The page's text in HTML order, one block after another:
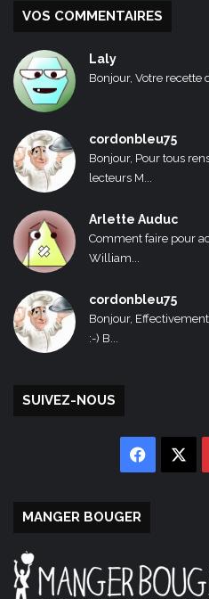
VOS COMMENTAIRES
Laly
Bonjour, Votre recette
cordonbleu75
Bonjour, Pour tous
lecteurs M...
Arlette Auduc
Comment faire pour
William...
cordonbleu75
Bonjour,
:-) B...
SUIVEZ-NOUS
MANGER BOUGER